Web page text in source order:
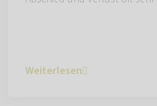
Weiterlesen